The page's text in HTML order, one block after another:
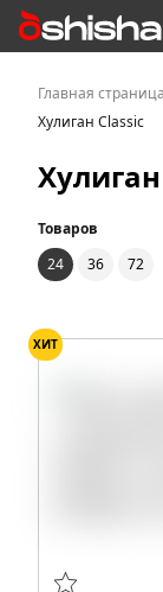
Главная страница
Хулиган Classic
Товаров
24
36 72
ХИТ